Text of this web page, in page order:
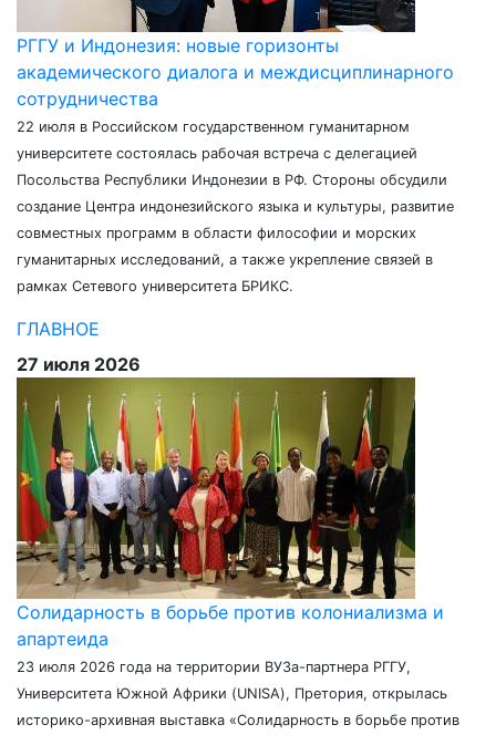
РГГУ и Индонезия: новые горизонты
академического диалога и междисциплинарного
сотрудничества
22 июля в Российском государственном гуманитарном
университете состоялась рабочая встреча с делегацией
Посольства Республики Индонезии в РФ. Стороны обсудили
создание Центра индонезийского языка и культуры, развитие
совместных программ в области философии и морских
гуманитарных исследований, а также укрепление связей в
рамках Сетевого университета БРИКС.
ГЛАВНОЕ
27 июля 2026
Солидарность в борьбе против колониализма и
апартеида
23 июля 2026 года на территории ВУЗа-партнера РГГУ,
Университета Южной Африки (UNISA), Претория, открылась
историко-архивная выставка «Солидарность в борьбе против